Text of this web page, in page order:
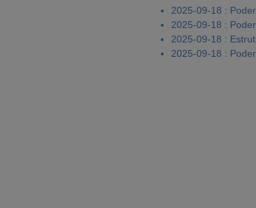
2025-09-18 :
2025-09-18 :
2025-09-18 :
2025-09-18 :